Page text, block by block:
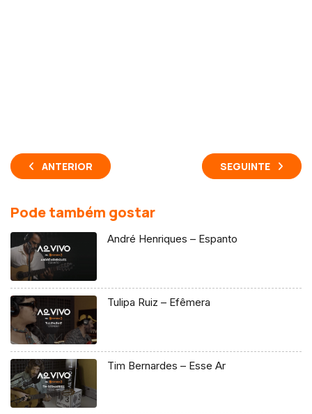
ANTERIOR SEGUINTE
Pode também gostar
André Henriques – Espanto
Tulipa Ruiz – Efêmera
Tim Bernardes – Esse Ar